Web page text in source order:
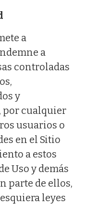
a
a
controladas
y
por cualquier
usuarios o
en el Sitio
a estos
Uso y demás
parte de ellos,
leyes